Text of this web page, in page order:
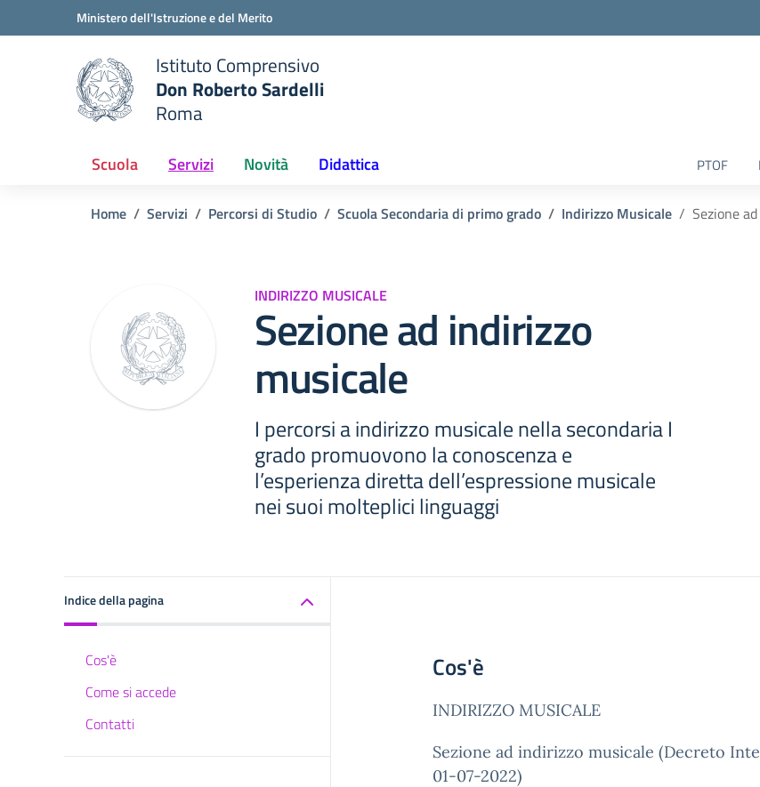
Vai ai contenuti
Vai al menu di navigazioneMinistero dell'Istruzione e del Merito
scuola
Istituto Comprensivo
Don Roberto Sardelli
Roma
Scuola Servizi Novità Didattica PTOF
Home Servizi Percorsi di Studio Scuola Secondaria di primo grado Indirizzo Musicale Sezione
INDIRIZZO MUSICALE
Sezione ad indirizzo
musicale
I percorsi a indirizzo musicale nella secondaria I
grado promuovono la conoscenza e
l’esperienza diretta dell’espressione musicale
nei suoi molteplici linguaggi
Indice della pagina
Cos'è
Come si accede
Contatti
Cos'è
INDIRIZZO MUSICALE
Sezione ad indirizzo musicale (Decreto
01-07-2022)